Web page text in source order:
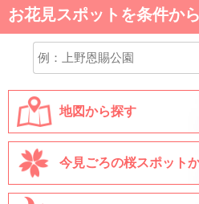
お花見スポットを条件か
地図から探す
今見ごろの桜スポット